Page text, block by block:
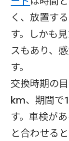
く、放置す
す。しかも
スもあり、
す。
交換時期の
km、期間で
す。車検が
と合わせる